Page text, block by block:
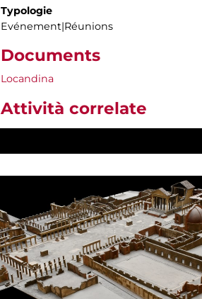
Typologie
Evénement|Réunions
Documents
Locandina
Attività correlate